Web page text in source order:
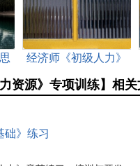
经济师《初级人力》
发
资源》专项训练】相关
础》练习